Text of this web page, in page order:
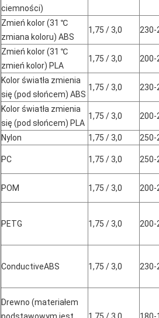
ciemności)
Zmień kolor (31 ℃
zmiana koloru) ABS
1,75 / 3,0 230-
Zmień kolor (31 ℃
zmień kolor) PLA
1,75 / 3,0 200-
Kolor światła zmienia
się (pod słońcem) ABS
1,75 / 3,0 230-
Kolor światła zmienia
się (pod słońcem) PLA
1,75 / 3,0 200-
Nylon 1,75 / 3,0 250-
PC 1,75 / 3,0 250-
POM 1,75 / 3,0 200-
PETG 1,75 / 3,0 200-
ConductiveABS 1,75 / 3,0 230-
Drewno (materiałem